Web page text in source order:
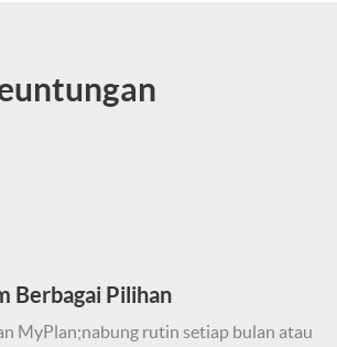
Berbagai Pilihan
MyPlan;nabung rutin setiap bulan atau